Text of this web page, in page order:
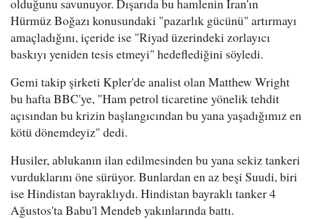
Hürmüz Boğazı konusundaki "pazarlık gücünü" artırmayı
amaçladığını, içeride ise "Riyad üzerindeki zorlayıcı
baskıyı yeniden tesis etmeyi" hedeflediğini söyledi.
Gemi takip şirketi Kpler'de analist olan Matthew Wright
bu hafta BBC'ye, "Ham petrol ticaretine yönelik tehdit
açısından bu krizin başlangıcından bu yana yaşadığımız en
kötü dönemdeyiz" dedi.
Husiler, ablukanın ilan edilmesinden bu yana sekiz tankeri
vurduklarını öne sürüyor. Bunlardan en az beşi Suudi, biri
ise Hindistan bayraklıydı. Hindistan bayraklı tanker 4
Ağustos'ta Babu'l Mendeb yakınlarında battı.